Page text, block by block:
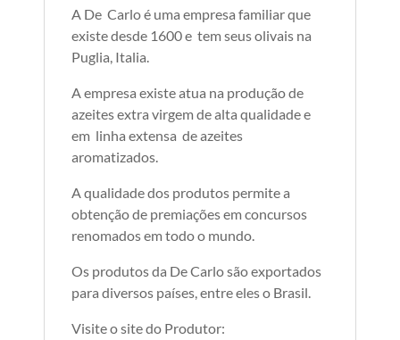
A De Carlo é uma empresa familiar que
existe desde 1600 e tem seus olivais na
Puglia, Italia.
A empresa existe atua na produção de
azeites extra virgem de alta qualidade e
em linha extensa de azeites
aromatizados.
A qualidade dos produtos permite a
obtenção de premiações em concursos
renomados em todo o mundo.
Os produtos da De Carlo são exportados
para diversos países, entre eles o Brasil.
Visite o site do Produtor: